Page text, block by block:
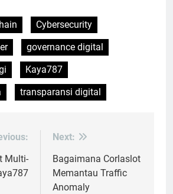
Cybersecurity
governance digital
Kaya787
transparansi digital
Multi-
Next:
Bagaimana Corlaslot
Memantau Traffic
Anomaly